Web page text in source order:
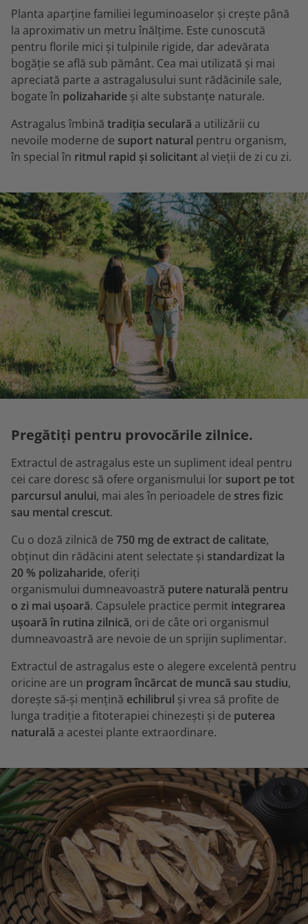
Planta aparține familiei leguminoaselor și crește până
la aproximativ un metru înălțime. Este cunoscută
pentru florile mici și tulpinile rigide, dar adevărata
bogăție se află sub pământ. Cea mai utilizată și mai
apreciată parte a astragalusului sunt rădăcinile sale,
bogate în polizaharide și alte substanțe naturale.
Astragalus îmbină tradiția seculară a utilizării cu
nevoile moderne de suport natural pentru organism,
în special în ritmul rapid și solicitant al vieții de zi cu zi.
Pregătiți pentru provocările zilnice.
Extractul de astragalus este un supliment ideal pentru
cei care doresc să ofere organismului lor suport pe tot
parcursul anului, mai ales în perioadele de stres fizic
sau mental crescut.
Cu o doză zilnică de 750 mg de extract de calitate,
obținut din rădăcini atent selectate și standardizat la
20 % polizaharide, oferiți
organismului dumneavoastră putere naturală pentru
o zi mai ușoară. Capsulele practice permit integrarea
ușoară în rutina zilnică, ori de câte ori organismul
dumneavoastră are nevoie de un sprijin suplimentar.
Extractul de astragalus este o alegere excelentă pentru
oricine are un program încărcat de muncă sau studiu,
dorește să-și mențină echilibrul și vrea să profite de
lunga tradiție a fitoterapiei chinezești și de puterea
naturală a acestei plante extraordinare.